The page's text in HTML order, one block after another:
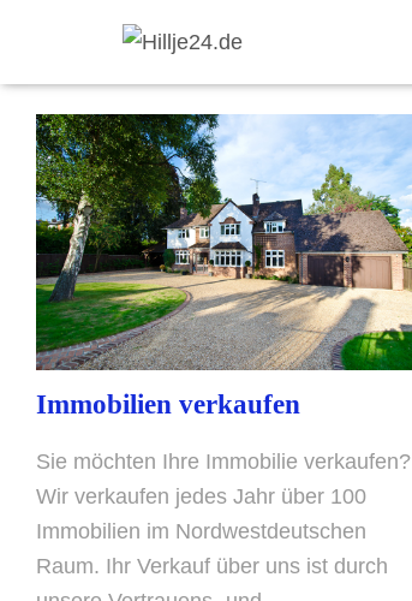
Immobilien verkaufen
Sie möchten Ihre Immobilie verkaufen?
Wir verkaufen jedes Jahr über 100
Immobilien im Nordwestdeutschen
Raum. Ihr Verkauf über uns ist durch